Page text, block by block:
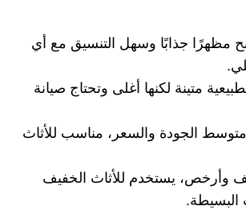
مظهرًا جذابًا وسهل التنسيق مع أي
متينة لكنها أغلى وتحتاج صيانة
متوسط الجودة والسعر، مناسب للأثاث
وأرخص، يستخدم للأثاث الخفيف
البسيطة.